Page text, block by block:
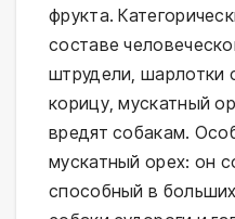
фрукта.
составе
штрудели, шарлотки
корицу, мускатный
вредят собакам.
мускатный орех: он
способный в